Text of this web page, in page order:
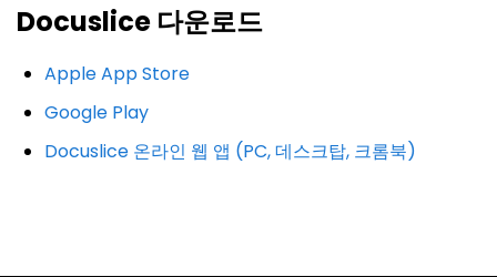
Docuslice 다운로드
Apple App Store
Google Play
Docuslice 온라인 웹 앱 (PC, 데스크탑, 크롬북)